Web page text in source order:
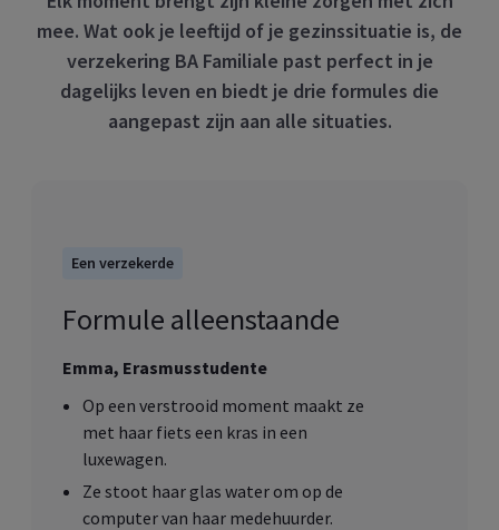
mee. Wat ook je leeftijd of je gezinssituatie is, de
verzekering BA Familiale past perfect in je
dagelijks leven en biedt je drie formules die
aangepast zijn aan alle situaties.
Een verzekerde
Formule alleenstaande
Emma, Erasmusstudente
Op een verstrooid moment maakt ze
met haar fiets een kras in een
luxewagen.
Ze stoot haar glas water om op de
computer van haar medehuurder.